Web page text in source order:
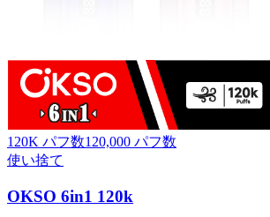
120K パフ数120,000 パフ数
使い捨て
OKSO 6in1 120k